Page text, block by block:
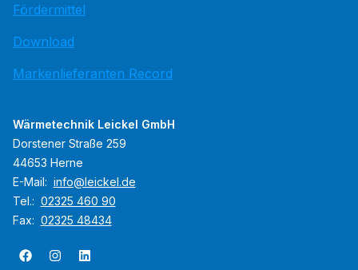
Fördermittel
Download
Markenlieferanten Record
Wärmetechnik Leickel GmbH
Dorstener Straße 259
44653 Herne
E-Mail: info@leickel.de
Tel.: 02325 460 90
Fax: 02325 48434